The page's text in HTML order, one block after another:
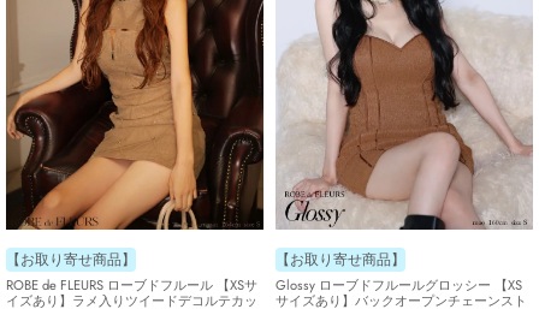
【お取り寄せ商品】
ROBE de FLEURS ローブドフルール 【XSサ
イズあり】ラメ入りツイードデコルテカッ
【お取り寄せ商品】
Glossy ローブドフルールグロッシー 【XS
サイズあり】バックオープンチェーンスト